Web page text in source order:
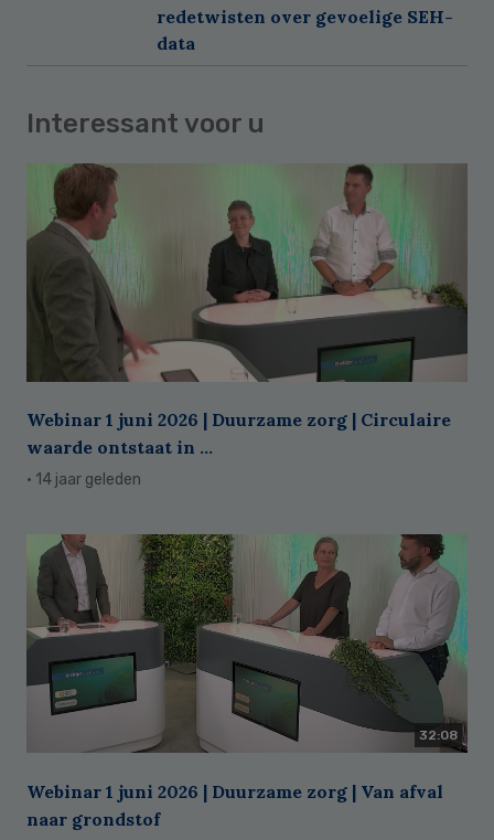
redetwisten over gevoelige SEH-
data
Interessant voor u
Webinar 1 juni 2026 | Duurzame zorg | Circulaire
waarde ontstaat in ...
· 14 jaar geleden
32:08
Webinar 1 juni 2026 | Duurzame zorg | Van afval
naar grondstof